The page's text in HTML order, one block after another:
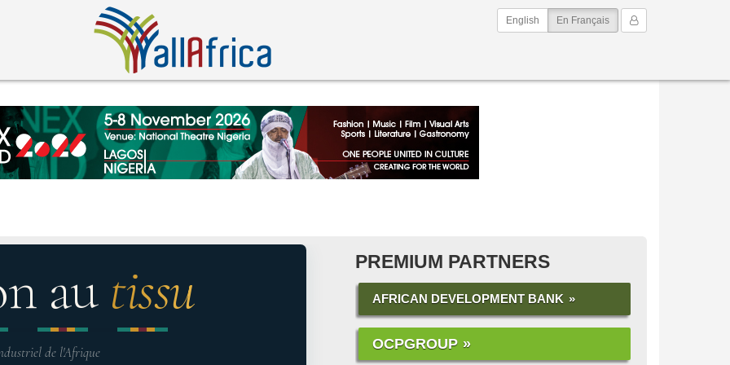
Mon Compte
English En Français(current)
au tissu
de l'Afrique
PREMIUM PARTNERS
AFRICAN DEVELOPMENT BANK
OCPGROUP